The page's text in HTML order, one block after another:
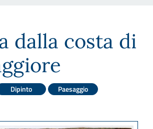
dalla costa di
Dipinto Paesaggio